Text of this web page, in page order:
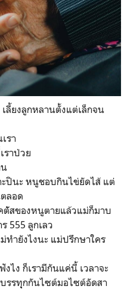
ลี้ยงลูกหลานตั้งแต่เล็กจน
รา
ราป่วย
ปินะ หนูชอบกินไข่ยัดไส้ แต่
ลอด
สของหนูตายแล้วแม่ก็มาบ
555 ลูกเลว
ทำยังไงนะ แม่ปรึกษาใคร
ไง ก็เรามีกันแค่นี้ เวลาจะ
รรทุุกกันไซต์มอไซต์อัดสา